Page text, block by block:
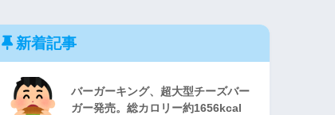
新着記事
バーガーキング、超大型チーズバー
ガー発売。総カロリー約1656kcal